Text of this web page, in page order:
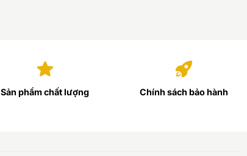
Sản phẩm chất lượng Chính sách bảo hành